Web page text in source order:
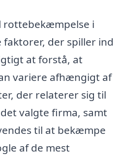
rottebekæmpelse i
der spiller ind
at forstå, at
variere afhængigt af
der relaterer sig til
valgte firma, samt
til at bekæmpe
af de mest